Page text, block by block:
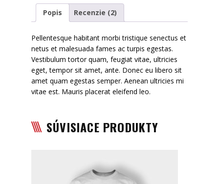
Popis Recenzie (2)
Pellentesque habitant morbi tristique senectus et
netus et malesuada fames ac turpis egestas.
Vestibulum tortor quam, feugiat vitae, ultricies
eget, tempor sit amet, ante. Donec eu libero sit
amet quam egestas semper. Aenean ultricies mi
vitae est. Mauris placerat eleifend leo.
SÚVISIACE PRODUKTY